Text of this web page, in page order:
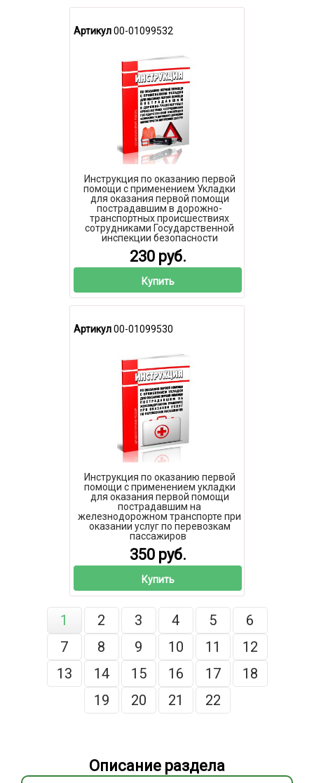
Артикул00-01099532
Инструкция по оказанию первой
помощи с применением Укладки
для оказания первой помощи
пострадавшим в дорожно-
транспортных происшествиях
сотрудниками Государственной
инспекции безопасности
дорожного движения
Министерства внутренних дел
Российской Федерации
230 руб.
Купить
Артикул00-01099530
Инструкция по оказанию первой
помощи с применением укладки
для оказания первой помощи
пострадавшим на
железнодорожном транспорте при
оказании услуг по перевозкам
пассажиров
350 руб.
Купить
1 2 3 4 5
6
7
8 9 10 11
12
13
14 15 16 17
18
19
20 21 22
Описание раздела